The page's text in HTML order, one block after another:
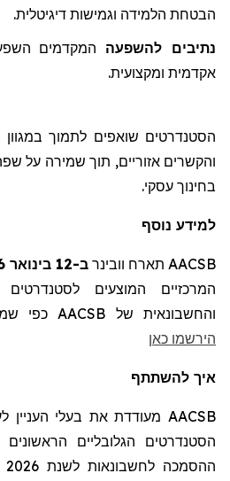
הבטחת הלמידה וגמישות דיגיטלית.
נתיבים להשפעה המקדמים
אקדמית ומקצועית.
הסטנדרטים שואפים לתמוך
והקשרים אזוריים, תוך שמירה על
בחינוך עסקי.
למידע נוסף
AACSB תארח וובינר ב-12 בינואר 2026
המרכזיים המוצעים
והחשבונאית של AACSB
כפי
הירשמו כאן
איך להשתתף
AACSB מעודדת את בעלי העניין לעיין בטיוטות החשיפה של
הסטנדרטים הגלובליים
ההסמכה לחשבונאות לשנת 2026 ולהגיש הערות באמצעות